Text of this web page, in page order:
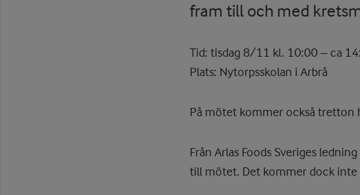
fram till och med
Tid: tisdag 8/11 kl. 10:00 – ca
Plats: Nytorpsskolan i Arbrå
På mötet kommer också tretton
Från Arlas Foods Sveriges
till mötet. Det kommer dock inte